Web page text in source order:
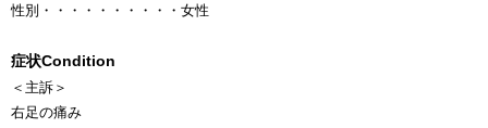
性別 ・・・・・・・・・・ 女性
症状Condition
＜主訴＞
右足の痛み